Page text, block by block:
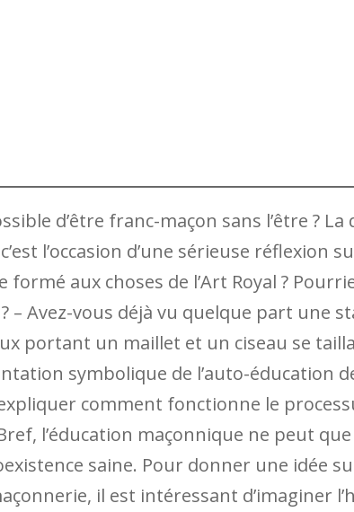
d’être franc-maçon sans l’être ?
l’occasion d’une sérieuse
formé aux choses de l’Art Royal ?
– Avez-vous déjà vu quelque part une
portant un maillet et un ciseau se
symbolique de l’auto-éducation
comment fonctionne le
l’éducation maçonnique ne peut
saine. Pour donner une idée
il est intéressant d’imaginer